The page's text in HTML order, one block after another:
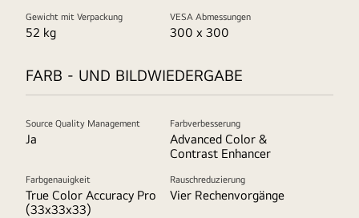
Gewicht mit Verpackung
52 kg
VESA Abmessungen
300 x 300
FARB - UND BILDWIEDERGABE
Source Quality Management
Ja
Farbverbesserung
Advanced Color &
Contrast Enhancer
Farbgenauigkeit
True Color Accuracy Pro
(33x33x33)
Rauschreduzierung
Vier Rechenvorgänge